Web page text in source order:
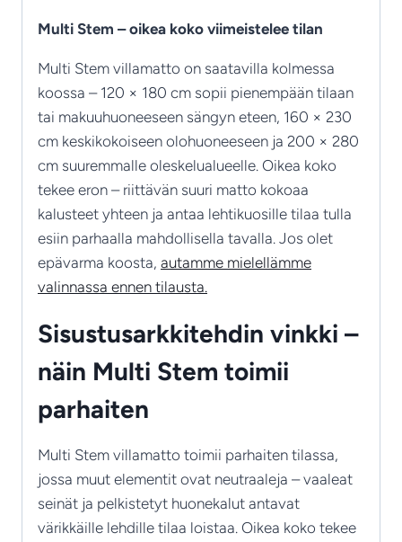
Multi Stem – oikea koko viimeistelee tilan
Multi Stem villamatto on saatavilla kolmessa
koossa – 120 × 180 cm sopii pienempään tilaan
tai makuuhuoneeseen sängyn eteen, 160 × 230
cm keskikokoiseen olohuoneeseen ja 200 × 280
cm suuremmalle oleskelualueelle. Oikea koko
tekee eron – riittävän suuri matto kokoaa
kalusteet yhteen ja antaa lehtikuosille tilaa tulla
esiin parhaalla mahdollisella tavalla. Jos olet
epävarma koosta, autamme mielellämme
valinnassa ennen tilausta.
Sisustusarkkitehdin vinkki –
näin Multi Stem toimii
parhaiten
Multi Stem villamatto toimii parhaiten tilassa,
jossa muut elementit ovat neutraaleja – vaaleat
seinät ja pelkistetyt huonekalut antavat
värikkäille lehdille tilaa loistaa. Oikea koko tekee